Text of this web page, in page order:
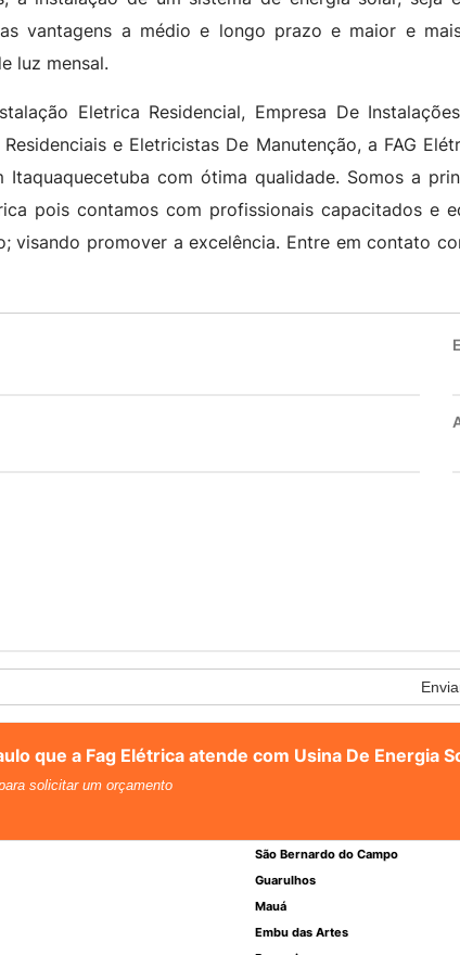
vantagens a médio e longo prazo e maior e
luz mensal.
Eletrica Residencial, Empresa De
e Eletricistas De Manutenção, a FAG
Itaquaquecetuba com ótima qualidade. Somos a
pois contamos com profissionais capacitados e
visando promover a excelência. Entre em contato
que a Fag Elétrica atende com Usina De Energia
solicitar um orçamento
São Bernardo do Campo
Guarulhos
Mauá
Embu das Artes